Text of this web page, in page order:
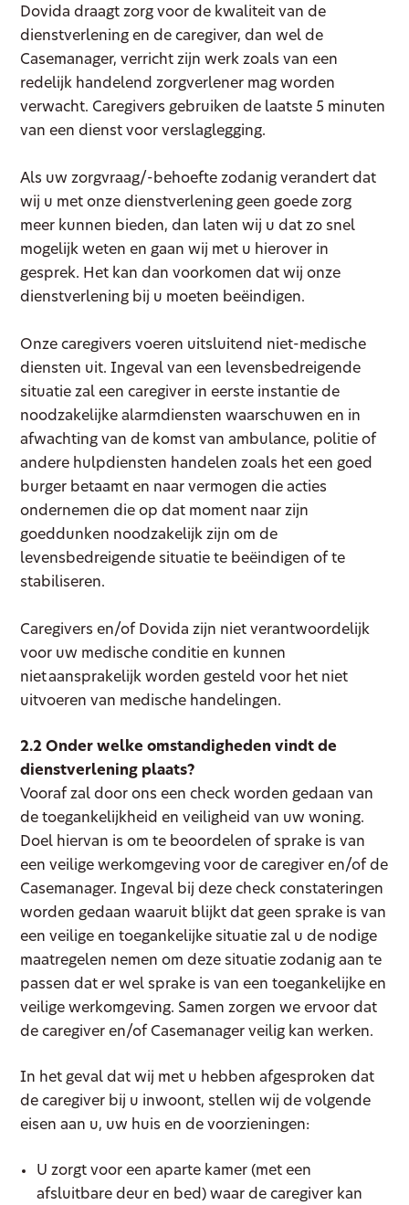
Dovida draagt zorg voor de kwaliteit van de
dienstverlening en de caregiver, dan wel de
Casemanager, verricht zijn werk zoals van een
redelijk handelend zorgverlener mag worden
verwacht. Caregivers gebruiken de laatste 5 minuten
van een dienst voor verslaglegging.
Als uw zorgvraag/-behoefte zodanig verandert dat
wij u met onze dienstverlening geen goede zorg
meer kunnen bieden, dan laten wij u dat zo snel
mogelijk weten en gaan wij met u hierover in
gesprek. Het kan dan voorkomen dat wij onze
dienstverlening bij u moeten beëindigen.
Onze caregivers voeren uitsluitend niet-medische
diensten uit. Ingeval van een levensbedreigende
situatie zal een caregiver in eerste instantie de
noodzakelijke alarmdiensten waarschuwen en in
afwachting van de komst van ambulance, politie of
andere hulpdiensten handelen zoals het een goed
burger betaamt en naar vermogen die acties
ondernemen die op dat moment naar zijn
goeddunken noodzakelijk zijn om de
levensbedreigende situatie te beëindigen of te
stabiliseren.
Caregivers en/of Dovida zijn niet verantwoordelijk
voor uw medische conditie en kunnen
niet aansprakelijk worden gesteld voor het niet
uitvoeren van medische handelingen.
2.2 Onder welke omstandigheden vindt de
dienstverlening plaats?
Vooraf zal door ons een check worden gedaan van
de toegankelijkheid en veiligheid van uw woning.
Doel hiervan is om te beoordelen of sprake is van
een veilige werkomgeving voor de caregiver en/of de
Casemanager. Ingeval bij deze check constateringen
worden gedaan waaruit blijkt dat geen sprake is van
een veilige en toegankelijke situatie zal u de nodige
maatregelen nemen om deze situatie zodanig aan te
passen dat er wel sprake is van een toegankelijke en
veilige werkomgeving. Samen zorgen we ervoor dat
de caregiver en/of Casemanager veilig kan werken.
In het geval dat wij met u hebben afgesproken dat
de caregiver bij u inwoont, stellen wij de volgende
eisen aan u, uw huis en de voorzieningen:
U zorgt voor een aparte kamer (met een
afsluitbare deur en bed) waar de caregiver kan